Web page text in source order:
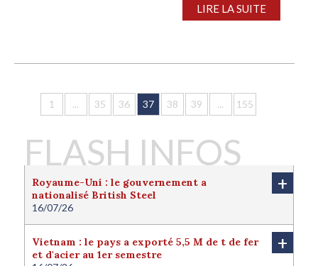
LIRE LA SUITE
1 ... 35 36 37 38 39 ... 155
FLASH INFOS
Royaume-Uni : le gouvernement a
nationalisé British Steel
16/07/26
+
Le Royaume-Uni a nationalisé British Steel afin de
protéger l'avenir de la filière sidérurgique locale.
Londres juge cette nationalisation nécessaire pour
protéger l'intérêt national du pays. Le
Vietnam : le pays a exporté 5,5 M de t de fer
et d'acier au 1er semestre
+